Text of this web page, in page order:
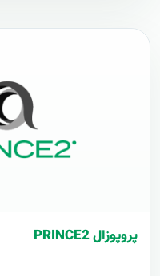
پروپوزال PRINCE2